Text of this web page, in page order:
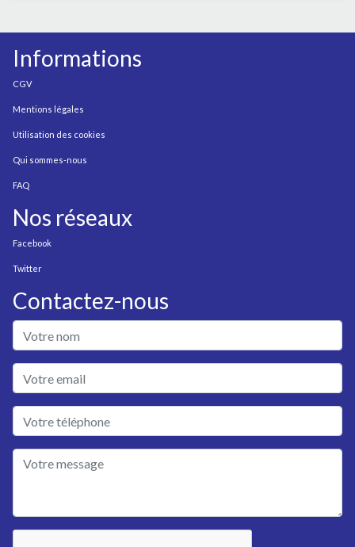
Informations
CGV
Mentions légales
Utilisation des cookies
Qui sommes-nous
FAQ
Nos réseaux
Facebook
Twitter
Contactez-nous